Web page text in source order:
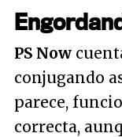
PS Now
conjugando
parece,
correcta,